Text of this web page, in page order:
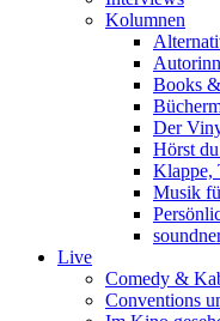
Kolumnen
Books
Der
Hörst
Klappe,
Musik
Live
Comedy &
Conventions